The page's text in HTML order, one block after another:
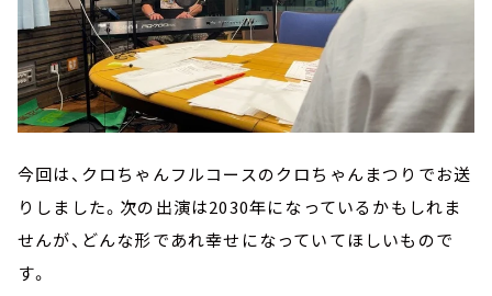
今回は、クロちゃんフルコースのクロちゃんまつりでお送
りしました。次の出演は2030年になっているかもしれま
せんが、どんな形であれ幸せになっていてほしいもので
す。